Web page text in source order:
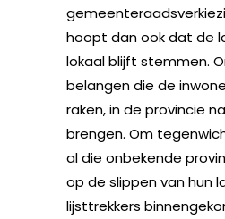
hoopt dan ook dat de
lokaal blijft stemmen.
belangen die de
raken, in de provincie
brengen. Om
al die onbekende
op de slippen van hun
lijsttrekkers